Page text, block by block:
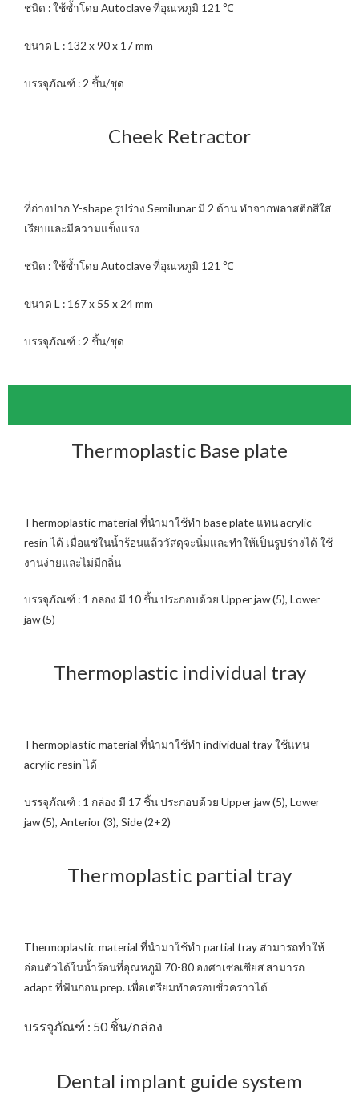
ชนิด : ใช้ซ้ำโดย Autoclave ที่อุณหภูมิ 121 ℃
ขนาด L : 132 x 90 x 17 mm
บรรจุภัณฑ์ : 2 ชิ้น/ชุด
Cheek Retractor
ที่ถ่างปาก Y-shape รูปร่าง Semilunar มี 2 ด้าน ทำจากพลาสติกสีใส
เรียบและมีความแข็งแรง
ชนิด : ใช้ซ้ำโดย Autoclave ที่อุณหภูมิ 121 ℃
ขนาด L : 167 x 55 x 24 mm
บรรจุภัณฑ์ : 2 ชิ้น/ชุด
Thermoplastic Base plate
Thermoplastic material ที่นำมาใช้ทำ base plate แทน acrylic
resin ได้ เมื่อแช่ในน้ำร้อนแล้ววัสดุจะนิ่มและทำให้เป็นรูปร่างได้ ใช้
งานง่ายและไม่มีกลิ่น
บรรจุภัณฑ์ : 1 กล่อง มี 10 ชิ้น ประกอบด้วย Upper jaw (5), Lower
jaw (5)
Thermoplastic individual tray
Thermoplastic material ที่นำมาใช้ทำ individual tray ใช้แทน
acrylic resin ได้
บรรจุภัณฑ์ : 1 กล่อง มี 17 ชิ้น ประกอบด้วย Upper jaw (5), Lower
jaw (5), Anterior (3), Side (2+2)
Thermoplastic partial tray
Thermoplastic material ที่นำมาใช้ทำ partial tray สามารถทำให้
อ่อนตัวได้ในน้ำร้อนที่อุณหภูมิ 70-80 องศาเซลเซียส สามารถ
adapt ที่ฟันก่อน prep. เพื่อเตรียมทำครอบชั่วคราวได้
บรรจุภัณฑ์ : 50 ชิ้น/กล่อง
Dental implant guide system